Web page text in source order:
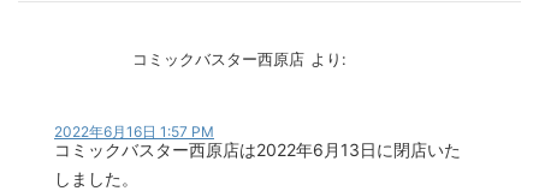
コミックバスター西原店 より:
2022年6月16日 1:57 PM
コミックバスター西原店は2022年6月13日に閉店いた
しました。